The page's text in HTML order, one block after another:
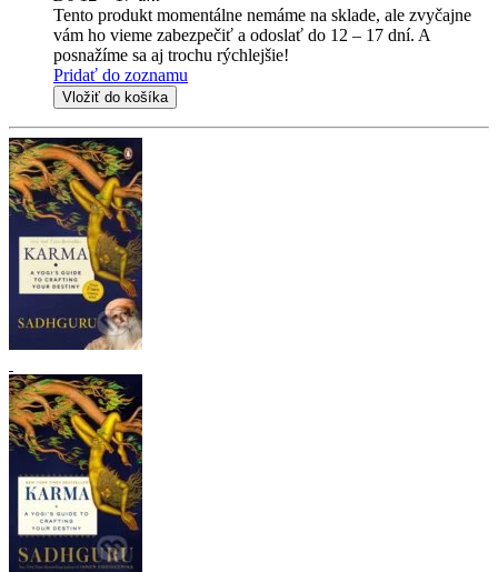
Tento produkt momentálne nemáme na sklade, ale zvyčajne
vám ho vieme zabezpečiť a odoslať do 12 – 17 dní. A
posnažíme sa aj trochu rýchlejšie!
Pridať do zoznamu
Vložiť do košíka